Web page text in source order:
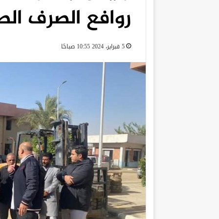
روافع الصرف
5 فبراير، 2024 10:55 صباحًا